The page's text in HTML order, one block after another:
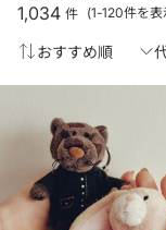
1,034 件 (1-120件を表